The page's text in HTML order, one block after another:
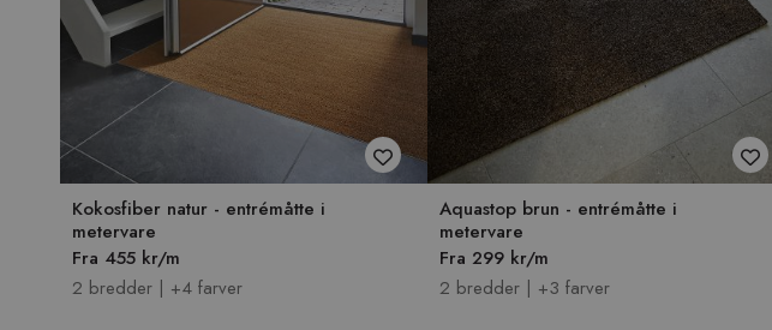
Kokosfiber natur - entrémåtte i
metervare
Fra 455 kr/m
2 bredder | +4 farver
Aquastop brun - entrémåtte i
metervare
Fra 299 kr/m
2 bredder | +3 farver